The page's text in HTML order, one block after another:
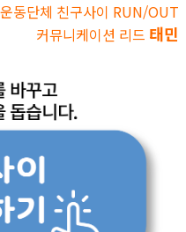
동단체 친구사이 RUN/OUT
커뮤니케이션 리드 태민